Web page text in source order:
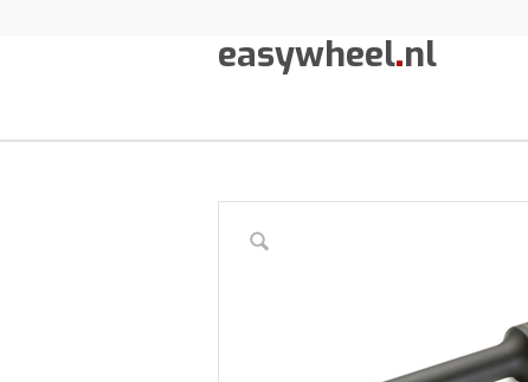
easywheel.nl